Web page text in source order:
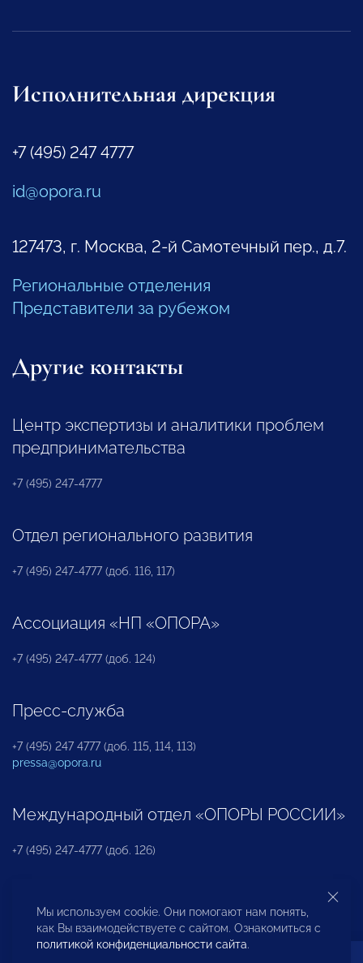
Исполнительная дирекция
+7 (495) 247 4777
id@opora.ru
127473, г. Москва, 2-й Самотечный пер., д.7.
Региональные отделения
Представители за рубежом
Другие контакты
Центр экспертизы и аналитики проблем
предпринимательства
+7 (495) 247-4777
Отдел регионального развития
+7 (495) 247-4777 (доб. 116, 117)
Ассоциация «НП «ОПОРА»
+7 (495) 247-4777 (доб. 124)
Пресс-служба
+7 (495) 247 4777 (доб. 115, 114, 113)
pressa@opora.ru
Международный отдел «ОПОРЫ РОССИИ»
+7 (495) 247-4777 (доб. 126)
Бюро по защите прав предпринимателей и
инвесторов
Мы используем cookie. Они помогают нам понять,
как Вы взаимодействуете с сайтом. Ознакомиться с
политикой конфиденциальности сайта.